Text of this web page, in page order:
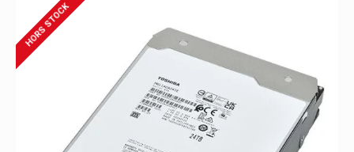
HORS STOCK